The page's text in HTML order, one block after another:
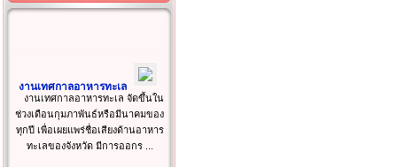
งานเทศกาลอาหารทะเล
งานเทศกาลอาหารทะเล จัดขึ้นใน
ช่วงเดือนกุมภาพันธ์หรือมีนาคมของ
ทุกปี เพื่อเผยแพร่ชื่อเสียงด้านอาหาร
ทะเลของจังหวัด มีการออกร ...